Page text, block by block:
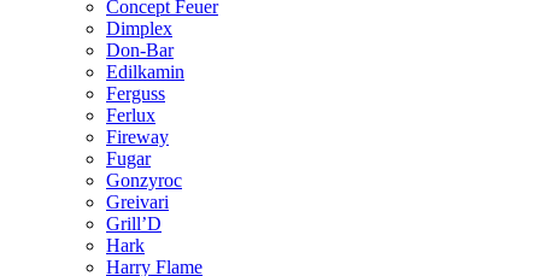
Concept Feuer
Dimplex
Don-Bar
Edilkamin
Ferguss
Ferlux
Fireway
Fugar
Gonzyroc
Greivari
Grill’D
Hark
Harry Flame